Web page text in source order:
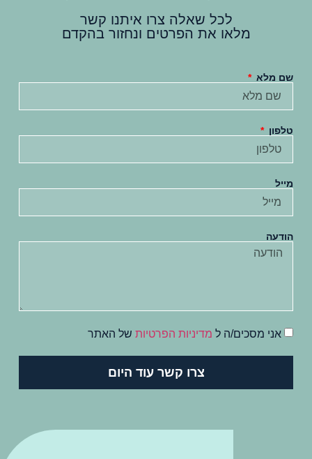
לכל שאלה צרו איתנו קשר
מלאו את הפרטים ונחזור בהקדם
שם מלא
טלפון
מייל
הודעה
אני מסכים/ה ל מדיניות הפרטיותשל האתר
צרו קשר עוד היום